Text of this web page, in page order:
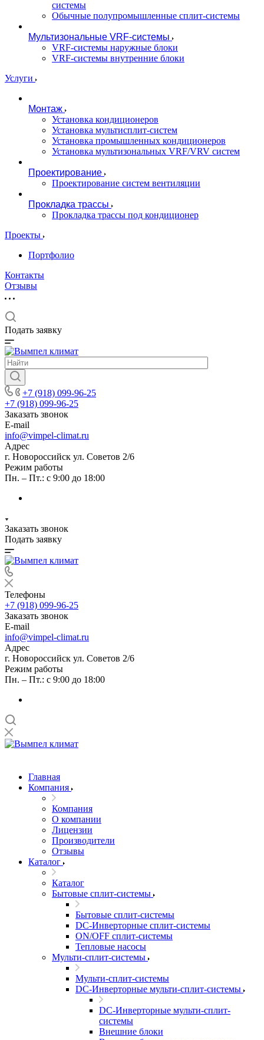
системы
Обычные полупромышленные сплит-системы
Мультизональные VRF-системы
VRF-системы наружные блоки
VRF-системы внутренние блоки
Услуги
Монтаж
Установка кондиционеров
Установка мультисплит-систем
Установка промышленных кондиционеров
Установка мультизональных VRF/VRV систем
Проектирование
Проектирование систем вентиляции
Прокладка трассы
Прокладка трассы под кондиционер
Проекты
Портфолио
Контакты
Отзывы
Подать заявку
+7 (918) 099-96-25
+7 (918) 099-96-25
Заказать звонок
E-mail
info@vimpel-climat.ru
Адрес
г. Новороссийск ул. Советов 2/6
Режим работы
Пн. – Пт.: с 9:00 до 18:00
Заказать звонок
Подать заявку
Телефоны
+7 (918) 099-96-25
Заказать звонок
E-mail
info@vimpel-climat.ru
Адрес
г. Новороссийск ул. Советов 2/6
Режим работы
Пн. – Пт.: с 9:00 до 18:00
Главная
Компания
Компания
О компании
Лицензии
Производители
Отзывы
Каталог
Каталог
Бытовые сплит-системы
Бытовые сплит-системы
DC-Инверторные сплит-системы
ON/OFF сплит-системы
Тепловые насосы
Мульти-сплит-системы
Мульти-сплит-системы
DC-Инверторные мульти-сплит-системы
DC-Инверторные мульти-сплит-
системы
Внешние блоки